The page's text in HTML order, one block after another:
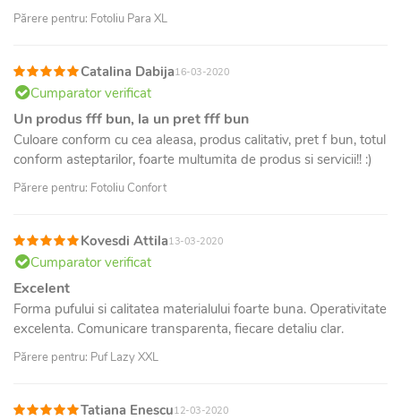
Părere pentru: Fotoliu Para XL
Catalina Dabija16-03-2020
Cumparator verificat
Un produs fff bun, la un pret fff bun
Culoare conform cu cea aleasa, produs calitativ, pret f bun, totul
conform asteptarilor, foarte multumita de produs si servicii!! :)
Părere pentru: Fotoliu Confort
Kovesdi Attila13-03-2020
Cumparator verificat
Excelent
Forma pufului si calitatea materialului foarte buna. Operativitate
excelenta. Comunicare transparenta, fiecare detaliu clar.
Părere pentru: Puf Lazy XXL
Tatiana Enescu12-03-2020